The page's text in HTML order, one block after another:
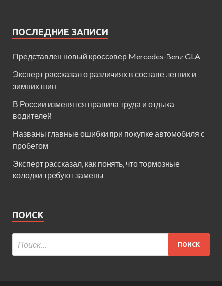
ПОСЛЕДНИЕ ЗАПИСИ
Представлен новый кроссовер Mercedes-Benz GLA
Эксперт рассказал о различиях в составе летних и
зимних шин
В России изменятся правила труда и отдыха
водителей
Названы главные ошибки при покупке автомобиля с
пробегом
Эксперт рассказал, как понять, что тормозные
колодки требуют замены
ПОИСК